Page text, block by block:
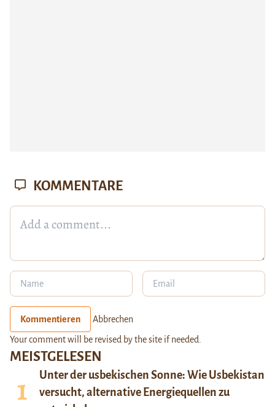
MEISTGELESEN
Unter der usbekischen Sonne: Wie Usbekistan
versucht, alternative Energiequellen zu
KOMMENTARE
Kommentieren Abbrechen
Your comment will be revised by the site if needed.